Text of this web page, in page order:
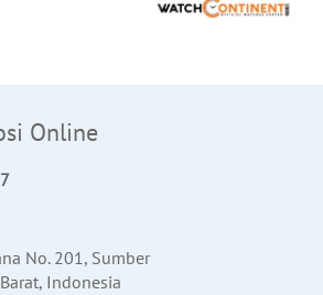
Online
No. 201, Sumber
Indonesia